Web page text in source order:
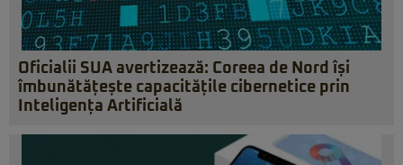
Oficialii SUA avertizează: Coreea de Nord își
îmbunătățește capacitățile cibernetice prin
Inteligența Artificială